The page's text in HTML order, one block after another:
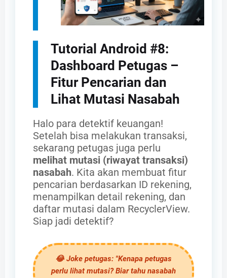
Tutorial Android #8:
Dashboard Petugas –
Fitur Pencarian dan
Lihat Mutasi Nasabah
Halo para detektif keuangan!
Setelah bisa melakukan transaksi,
sekarang petugas juga perlu
melihat mutasi (riwayat transaksi)
nasabah. Kita akan membuat fitur
pencarian berdasarkan ID rekening,
menampilkan detail rekening, dan
daftar mutasi dalam RecyclerView.
Siap jadi detektif?
😂Joke petugas: "Kenapa petugas
perlu lihat mutasi? Biar tahu nasabah